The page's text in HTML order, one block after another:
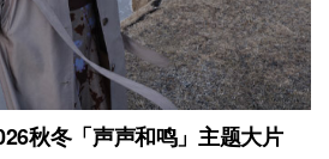
秋冬「声声和鸣」主题大片